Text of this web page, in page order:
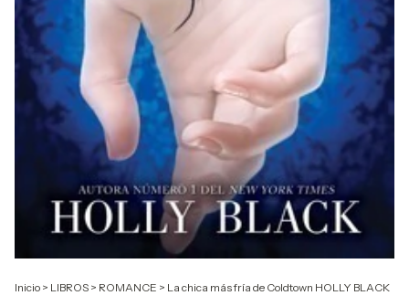
Inicio > LIBROS > ROMANCE > La chica más fría de Coldtown HOLLY BLACK